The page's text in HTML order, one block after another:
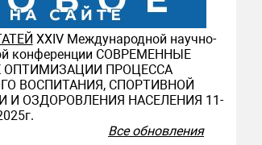
ХXIV Международной научно-
конференции СОВРЕМЕННЫЕ
ПРОЦЕССА
ВОСПИТАНИЯ, СПОРТИВНОЙ
И ОЗДОРОВЛЕНИЯ НАСЕЛЕНИЯ 11-
Все обновления